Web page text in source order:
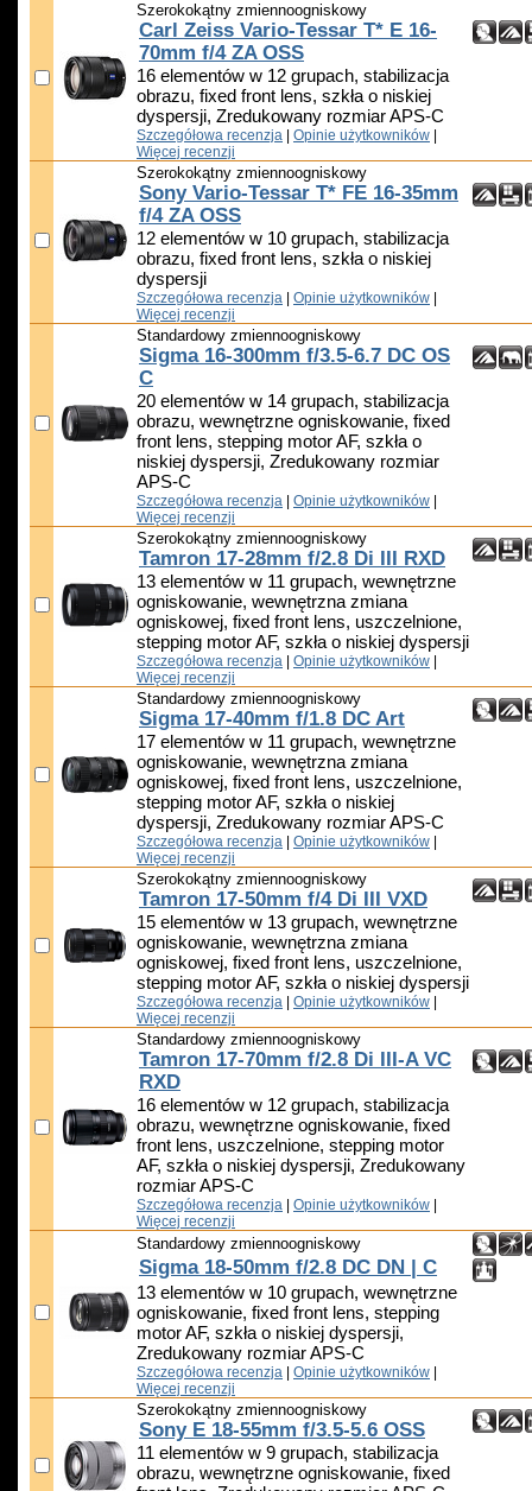
Szerokokątny zmiennoogniskowy
Carl Zeiss Vario-Tessar T* E 16-
70mm f/4 ZA OSS
16 elementów w 12 grupach, stabilizacja
obrazu, fixed front lens, szkła o niskiej
dyspersji, Zredukowany rozmiar APS-C
Szczegółowa recenzja Opinie użytkowników
Więcej recenzji
Szerokokątny zmiennoogniskowy
Sony Vario-Tessar T* FE 16-35mm
f/4 ZA OSS
12 elementów w 10 grupach, stabilizacja
obrazu, fixed front lens, szkła o niskiej
dyspersji
Szczegółowa recenzja Opinie użytkowników
Więcej recenzji
Standardowy zmiennoogniskowy
Sigma 16-300mm f/3.5-6.7 DC OS
C
20 elementów w 14 grupach, stabilizacja
obrazu, wewnętrzne ogniskowanie, fixed
front lens, stepping motor AF, szkła o
niskiej dyspersji, Zredukowany rozmiar
APS-C
Szczegółowa recenzja Opinie użytkowników
Więcej recenzji
Szerokokątny zmiennoogniskowy
Tamron 17-28mm f/2.8 Di III RXD
13 elementów w 11 grupach, wewnętrzne
ogniskowanie, wewnętrzna zmiana
ogniskowej, fixed front lens, uszczelnione,
stepping motor AF, szkła o niskiej dyspersji
Szczegółowa recenzja Opinie użytkowników
Więcej recenzji
Standardowy zmiennoogniskowy
Sigma 17-40mm f/1.8 DC Art
17 elementów w 11 grupach, wewnętrzne
ogniskowanie, wewnętrzna zmiana
ogniskowej, fixed front lens, uszczelnione,
stepping motor AF, szkła o niskiej
dyspersji, Zredukowany rozmiar APS-C
Szczegółowa recenzja Opinie użytkowników
Więcej recenzji
Szerokokątny zmiennoogniskowy
Tamron 17-50mm f/4 Di III VXD
15 elementów w 13 grupach, wewnętrzne
ogniskowanie, wewnętrzna zmiana
ogniskowej, fixed front lens, uszczelnione,
stepping motor AF, szkła o niskiej dyspersji
Szczegółowa recenzja Opinie użytkowników
Więcej recenzji
Standardowy zmiennoogniskowy
Tamron 17-70mm f/2.8 Di III-A VC
RXD
16 elementów w 12 grupach, stabilizacja
obrazu, wewnętrzne ogniskowanie, fixed
front lens, uszczelnione, stepping motor
AF, szkła o niskiej dyspersji, Zredukowany
rozmiar APS-C
Szczegółowa recenzja Opinie użytkowników
Więcej recenzji
Standardowy zmiennoogniskowy
Sigma 18-50mm f/2.8 DC DN | C
13 elementów w 10 grupach, wewnętrzne
ogniskowanie, fixed front lens, stepping
motor AF, szkła o niskiej dyspersji,
Zredukowany rozmiar APS-C
Szczegółowa recenzja Opinie użytkowników
Więcej recenzji
Szerokokątny zmiennoogniskowy
Sony E 18-55mm f/3.5-5.6 OSS
11 elementów w 9 grupach, stabilizacja
obrazu, wewnętrzne ogniskowanie, fixed